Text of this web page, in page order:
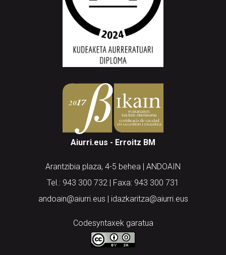
Aiurri.eus - Erroitz BM
Arantzibia plaza, 4-5 behea | ANDOAIN
Tel.: 943 300 732 | Faxa: 943 300 731
andoain@aiurri.eus | idazkaritza@aiurri.eus
Codesyntaxek garatua